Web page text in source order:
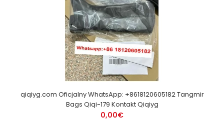
qiqiyg.com Oficjalny WhatsApp: +8618120605182 Tangmir
Bags Qiqi-179 Kontakt Qiqiyg
0,00€